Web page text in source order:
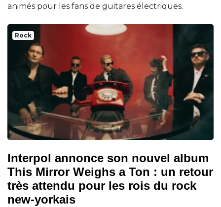
animés pour les fans de guitares électriques.
Rock
Interpol annonce son nouvel album
This Mirror Weighs a Ton : un retour
très attendu pour les rois du rock
new-yorkais